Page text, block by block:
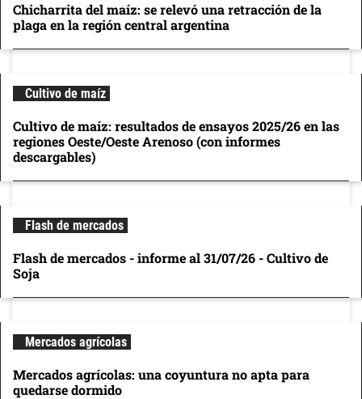
Chicharrita del maíz: se relevó una retracción de la
plaga en la región central argentina
Cultivo de maíz
Cultivo de maíz: resultados de ensayos 2025/26 en las
regiones Oeste/Oeste Arenoso (con informes
descargables)
Flash de mercados
Flash de mercados - informe al 31/07/26 - Cultivo de
Soja
Mercados agrícolas
Mercados agrícolas: una coyuntura no apta para
quedarse dormido